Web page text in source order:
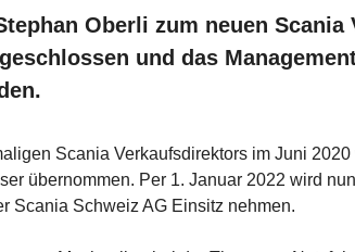
Oberli zum neuen
und das
Scania Verkaufsdirektors im Juni
übernommen. Per 1. Januar 2022 wird
Scania Schweiz AG Einsitz nehmen.